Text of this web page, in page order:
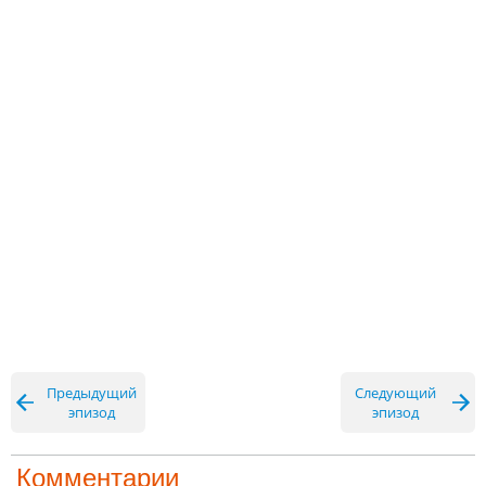
Предыдущий
эпизод
Следующий
эпизод
Комментарии